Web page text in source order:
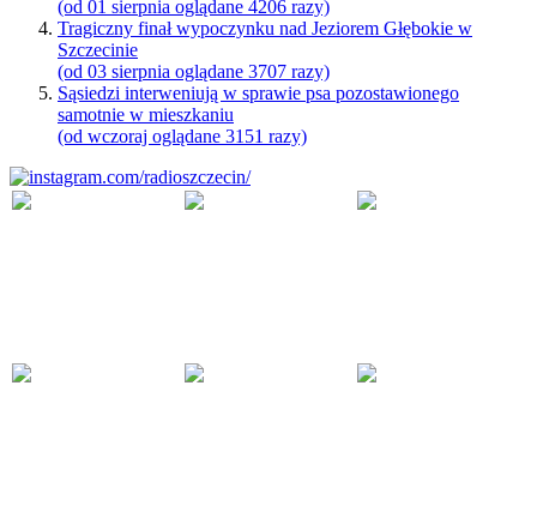
(od 01 sierpnia oglądane 4206 razy)
Tragiczny finał wypoczynku nad Jeziorem Głębokie w
Szczecinie
(od 03 sierpnia oglądane 3707 razy)
Sąsiedzi interweniują w sprawie psa pozostawionego
samotnie w mieszkaniu
(od wczoraj oglądane 3151 razy)